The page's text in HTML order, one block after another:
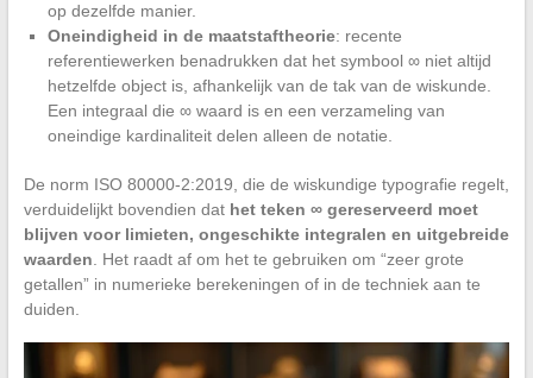
op dezelfde manier.
Oneindigheid in de maatstaftheorie: recente
referentiewerken benadrukken dat het symbool ∞ niet altijd
hetzelfde object is, afhankelijk van de tak van de wiskunde.
Een integraal die ∞ waard is en een verzameling van
oneindige kardinaliteit delen alleen de notatie.
De norm ISO 80000-2:2019, die de wiskundige typografie regelt,
verduidelijkt bovendien dat het teken ∞ gereserveerd moet
blijven voor limieten, ongeschikte integralen en uitgebreide
waarden. Het raadt af om het te gebruiken om “zeer grote
getallen” in numerieke berekeningen of in de techniek aan te
duiden.